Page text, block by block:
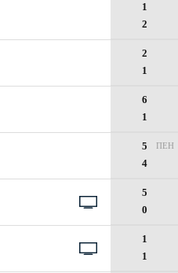
1
2
2
1
6
1
5
4
ПЕН
5
0
1
1